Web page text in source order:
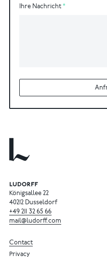
Ihre Nachricht
Königsallee 22
40212 Dusseldorf
+49 211 32 65 66
mail@ludorff.com
Contact
Privacy